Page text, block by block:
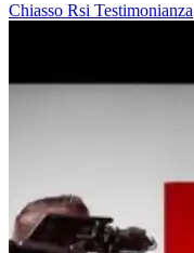
Chiasso Rsi Testimonianza